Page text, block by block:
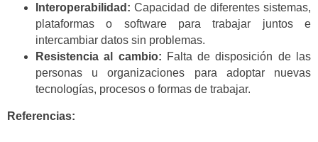
Interoperabilidad: Capacidad de diferentes sistemas,
plataformas o software para trabajar juntos e
intercambiar datos sin problemas.
Resistencia al cambio: Falta de disposición de las
personas u organizaciones para adoptar nuevas
tecnologías, procesos o formas de trabajar.
Referencias: